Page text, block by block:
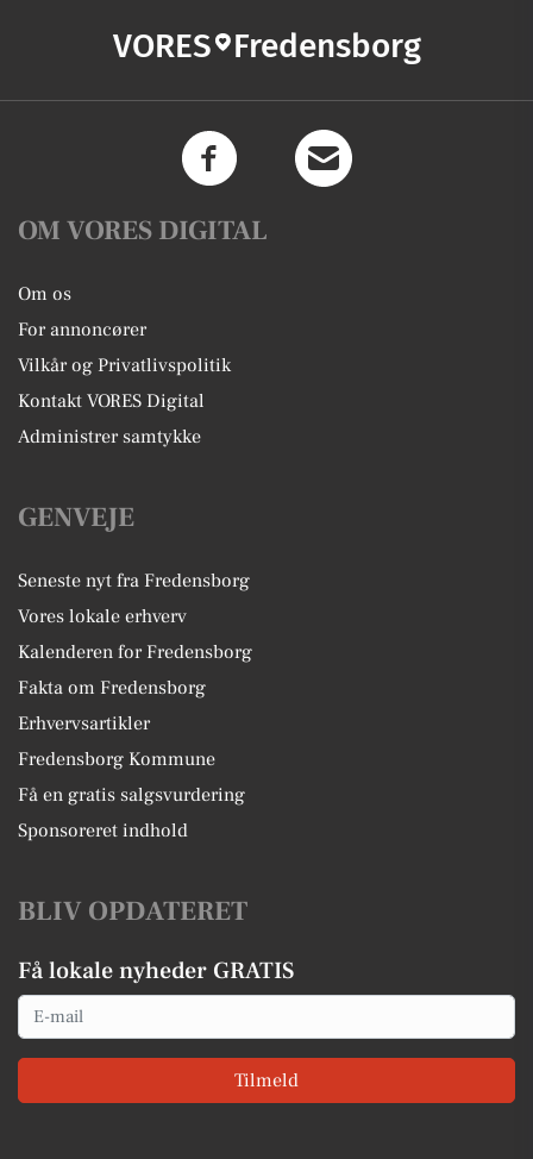
VORES Fredensborg
OM VORES DIGITAL
Om os
For annoncører
Vilkår og Privatlivspolitik
Kontakt VORES Digital
Administrer samtykke
GENVEJE
Seneste nyt fra Fredensborg
Vores lokale erhverv
Kalenderen for Fredensborg
Fakta om Fredensborg
Erhvervsartikler
Fredensborg Kommune
Få en gratis salgsvurdering
Sponsoreret indhold
BLIV OPDATERET
Få lokale nyheder GRATIS
Email
Tilmeld